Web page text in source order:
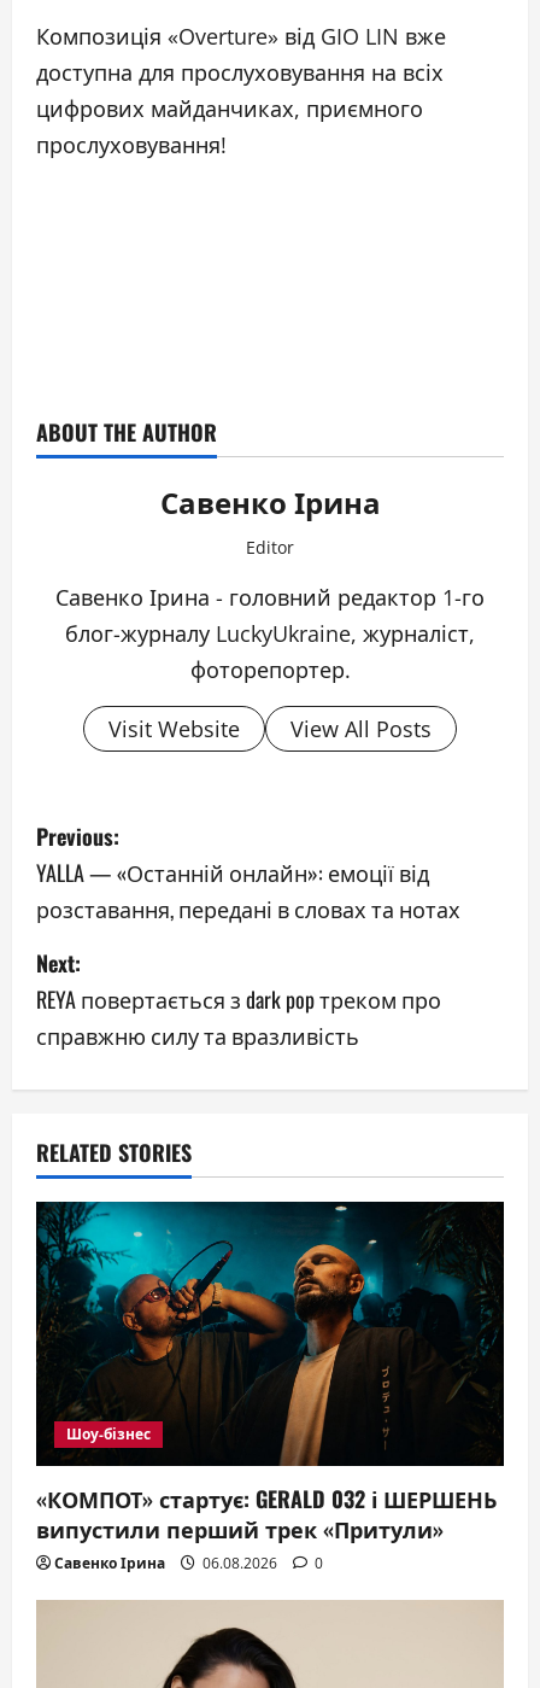
Композиція «Overture» від GIO LIN вже
доступна для прослуховування на всіх
цифрових майданчиках, приємного
прослуховування!
ABOUT THE AUTHOR
Савенко Ірина
Editor
Савенко Ірина - головний редактор 1-го
блог-журналу LuckyUkraine, журналіст,
фоторепортер.
Visit Website View All Posts
P
o
s
t
n
a
i
g
a
t
i
n
Previous:
YALLA — «Останній онлайн»: емоції від
розставання, передані в словах та нотах
Next:
REYA повертається з dark pop треком про
справжню силу та вразливість
RELATED STORIES
Шоу-бізнес
«КОМПОТ» стартує: GERALD 032 і ШЕРШЕНЬ
випустили перший трек «Притули»
Савенко Ірина 06.08.2026 0